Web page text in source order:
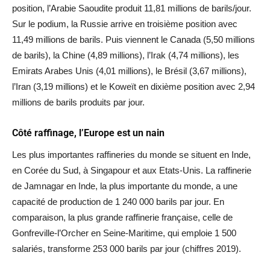
position, l’Arabie Saoudite produit 11,81 millions de barils/jour.
Sur le podium, la Russie arrive en troisième position avec
11,49 millions de barils. Puis viennent le Canada (5,50 millions
de barils), la Chine (4,89 millions), l’Irak (4,74 millions), les
Emirats Arabes Unis (4,01 millions), le Brésil (3,67 millions),
l’Iran (3,19 millions) et le Koweït en dixième position avec 2,94
millions de barils produits par jour.
Côté raffinage, l’Europe est un nain
Les plus importantes raffineries du monde se situent en Inde,
en Corée du Sud, à Singapour et aux Etats-Unis. La raffinerie
de Jamnagar en Inde, la plus importante du monde, a une
capacité de production de 1 240 000 barils par jour. En
comparaison, la plus grande raffinerie française, celle de
Gonfreville-l’Orcher en Seine-Maritime, qui emploie 1 500
salariés, transforme 253 000 barils par jour (chiffres 2019).